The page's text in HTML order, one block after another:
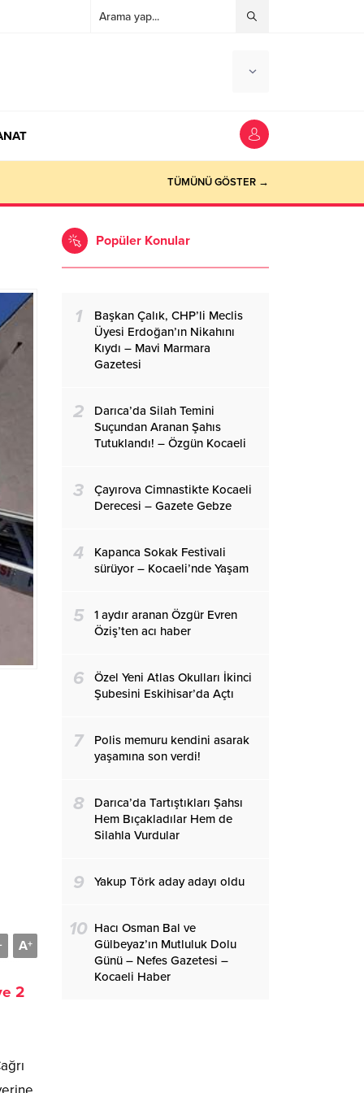
Haber TÜMÜNÜ GÖSTER →
A+
-
2
Popüler Konular
1
Başkan Çalık, CHP’li Meclis
Üyesi Erdoğan’ın Nikahını
Kıydı – Mavi Marmara
Gazetesi
2
Darıca’da Silah Temini
Suçundan Aranan Şahıs
Tutuklandı! – Özgün Kocaeli
3
Çayırova Cimnastikte Kocaeli
Derecesi – Gazete Gebze
4
Kapanca Sokak Festivali
sürüyor – Kocaeli’nde Yaşam
5
1 aydır aranan Özgür Evren
Öziş’ten acı haber
6
Özel Yeni Atlas Okulları İkinci
Şubesini Eskihisar’da Açtı
7
Polis memuru kendini asarak
yaşamına son verdi!
8
Darıca’da Tartıştıkları Şahsı
Hem Bıçakladılar Hem de
Silahla Vurdular
9 Yakup Törk aday adayı oldu
10 Hacı Osman Bal ve
Gülbeyaz’ın Mutluluk Dolu
Günü – Nefes Gazetesi –
Kocaeli Haber